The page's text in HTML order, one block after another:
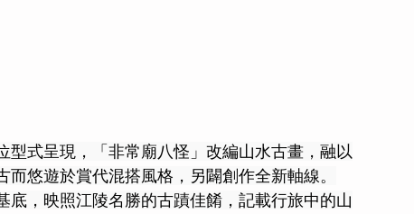
型式呈現，「非常廟八怪」改編山水古畫，融以
悠遊於賞代混搭風格，另闢創作全新軸線。
底，映照江陵名勝的古蹟佳餚，記載行旅中的山